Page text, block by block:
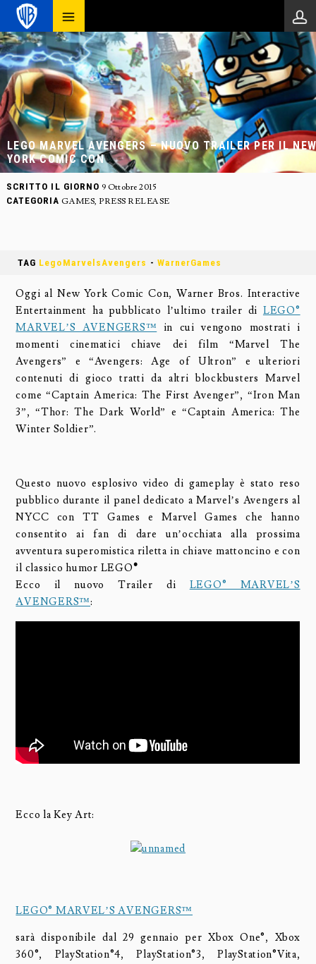
LEGO MARVEL AVENGERS – NUOVO TRAILER PER IL
YORK COMIC CON
SCRITTO IL GIORNO 9 Ottobre 2015
CATEGORIA GAMES, PRESS RELEASE
TAG LegoMarvelsAvengers - WarnerGames
Oggi al New York Comic Con, Warner Bros. Interactive
Entertainment ha pubblicato l’ultimo trailer di LEGO®
MARVEL’S AVENGERS™ in cui vengono mostrati i
momenti cinematici chiave dei film “Marvel The
Avengers” e “Avengers: Age of Ultron” e ulteriori
contenuti di gioco tratti da altri blockbusters Marvel
come “Captain America: The First Avenger”, “Iron Man
3”, “Thor: The Dark World” e “Captain America: The
Winter Soldier”.
Questo nuovo esplosivo video di gameplay è stato reso
pubblico durante il panel dedicato a Marvel’s Avengers al
NYCC con TT Games e Marvel Games che hanno
consentito ai fan di dare un’occhiata alla prossima
avventura superomistica riletta in chiave mattoncino e con
il classico humor LEGO®
Ecco il nuovo Trailer di LEGO® MARVEL’S
AVENGERS™:
Ecco la Key Art:
LEGO® MARVEL’S AVENGERS™
sarà disponibile dal 29 gennaio per Xbox One®, Xbox
360®, PlayStation®4, PlayStation®3, PlayStation®Vita,